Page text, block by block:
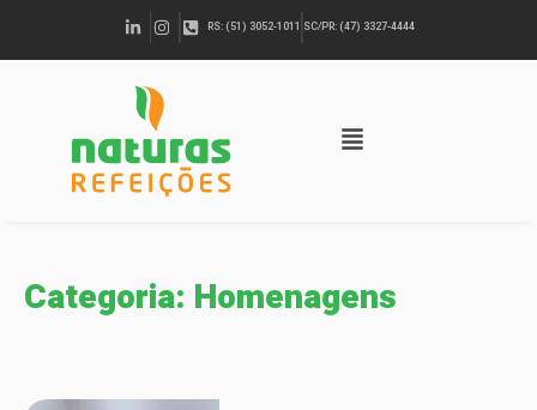
RS: (51) 3052-1011 SC/PR: (47) 3327-4444
Categoria: Homenagens